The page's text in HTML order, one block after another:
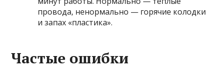
провода, ненормально — горячие колодки
и запах «пластика».
Частые ошибки